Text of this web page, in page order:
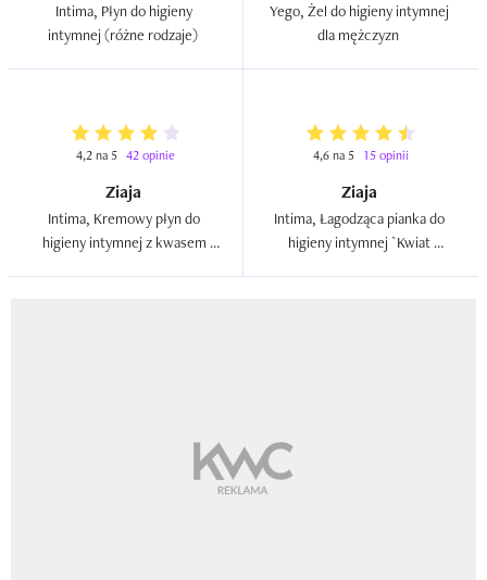
Intima, Płyn do higieny
Yego, Żel do higieny intymnej
4,2 na 5 42 opinie
Ziaja
Intima, Kremowy płyn do
higieny intymnej z kwasem
4,6 na 5 15 opinii
Ziaja
Intima, Łagodząca pianka do
higieny intymnej `Kwiat